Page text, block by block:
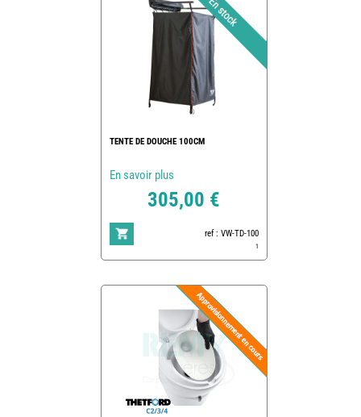
TENTE DE DOUCHE 100CM
En savoir plus
305,00 €
ref : VW-TD-100
1